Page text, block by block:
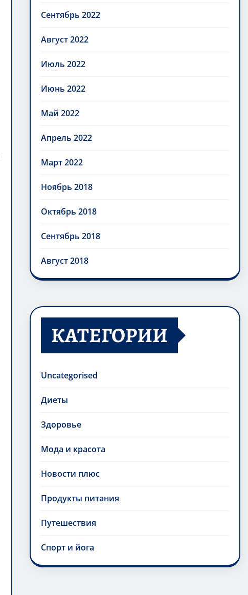
Сентябрь 2022
Август 2022
Июль 2022
Июнь 2022
Май 2022
Апрель 2022
Март 2022
Ноябрь 2018
Октябрь 2018
Сентябрь 2018
Август 2018
КАТЕГОРИИ
Uncategorised
Диеты
Здоровье
Мода и красота
Новости плюс
Продукты питания
Путешествия
Спорт и йога